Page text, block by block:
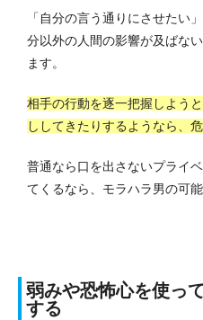
「自分の言う通りにさせたい
分以外の人間の影響が及ばな
ます。
相手の行動を逐一把握しよう
ししてきたりするようなら、
普通なら口を出さないプライ
てくるなら、モラハラ男の可
弱みや恐怖心を使っ
する